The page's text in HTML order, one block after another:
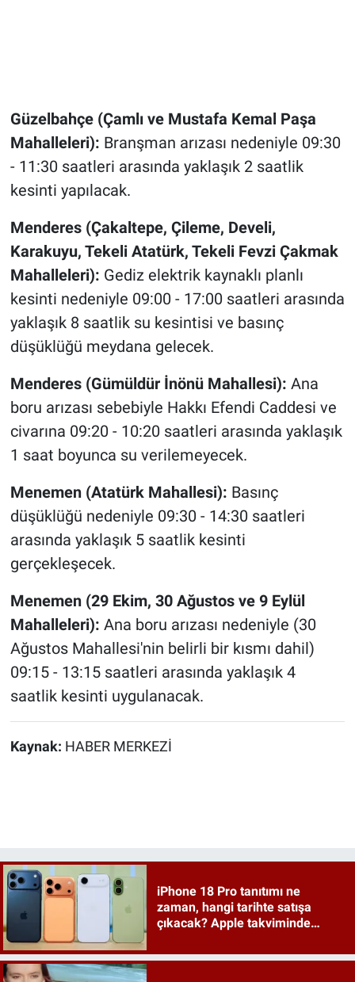
Güzelbahçe (Çamlı ve Mustafa Kemal Paşa
Mahalleleri): Branşman arızası nedeniyle 09:30
- 11:30 saatleri arasında yaklaşık 2 saatlik
kesinti yapılacak.
Menderes (Çakaltepe, Çileme, Develi,
Karakuyu, Tekeli Atatürk, Tekeli Fevzi Çakmak
Mahalleleri): Gediz elektrik kaynaklı planlı
kesinti nedeniyle 09:00 - 17:00 saatleri arasında
yaklaşık 8 saatlik su kesintisi ve basınç
düşüklüğü meydana gelecek.
Menderes (Gümüldür İnönü Mahallesi): Ana
boru arızası sebebiyle Hakkı Efendi Caddesi ve
civarına 09:20 - 10:20 saatleri arasında yaklaşık
1 saat boyunca su verilemeyecek.
Menemen (Atatürk Mahallesi): Basınç
düşüklüğü nedeniyle 09:30 - 14:30 saatleri
arasında yaklaşık 5 saatlik kesinti
gerçekleşecek.
Menemen (29 Ekim, 30 Ağustos ve 9 Eylül
Mahalleleri): Ana boru arızası nedeniyle (30
Ağustos Mahallesi'nin belirli bir kısmı dahil)
09:15 - 13:15 saatleri arasında yaklaşık 4
saatlik kesinti uygulanacak.
Kaynak: HABER MERKEZİ
iPhone 18 Pro tanıtımı ne
zaman, hangi tarihte satışa
çıkacak? Apple takviminde